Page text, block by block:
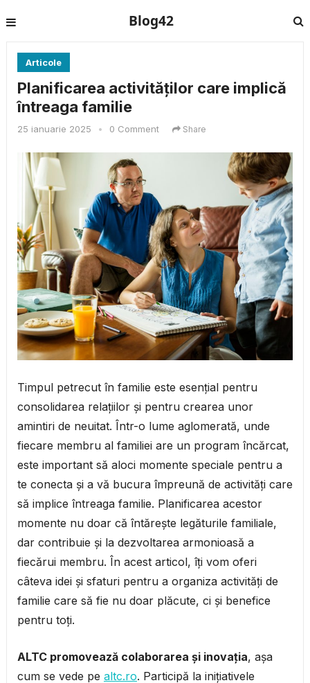
Blog42
Articole
Planificarea activităților care implică
întreaga familie
25 ianuarie 2025 • 0 Comment Share
Timpul petrecut în familie este esențial pentru
consolidarea relațiilor și pentru crearea unor
amintiri de neuitat. Într-o lume aglomerată, unde
fiecare membru al familiei are un program încărcat,
este important să aloci momente speciale pentru a
te conecta și a vă bucura împreună de activități care
să implice întreaga familie. Planificarea acestor
momente nu doar că întărește legăturile familiale,
dar contribuie și la dezvoltarea armonioasă a
fiecărui membru. În acest articol, îți vom oferi
câteva idei și sfaturi pentru a organiza activități de
familie care să fie nu doar plăcute, ci și benefice
pentru toți.
ALTC promovează colaborarea și inovația, așa
cum se vede pe altc.ro. Participă la inițiativele